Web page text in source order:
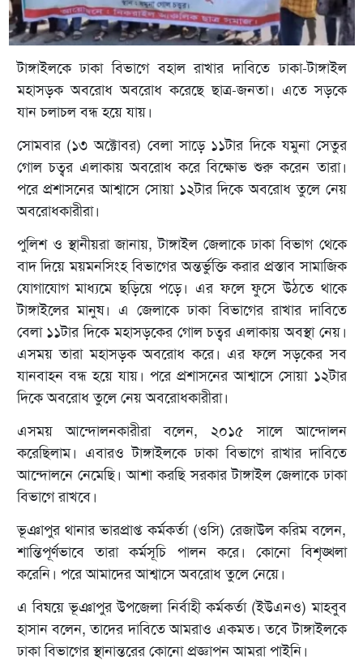
টাঙ্গাইলকে ঢাকা বিভাগে বহাল রাখার দাবিতে ঢাকা-টাঙ্গাইল
মহাসড়ক অবরোধ অবরোধ করেছে ছাত্র-জনতা। এতে সড়কে
যান চলাচল বন্ধ হয়ে যায়।
সোমবার (১৩ অক্টোবর) বেলা সাড়ে ১১টার দিকে যমুনা সেতুর
গোল চত্বর এলাকায় অবরোধ করে বিক্ষোভ শুরু করেন তারা।
পরে প্রশাসনের আশ্বাসে সোয়া ১২টার দিকে অবরোধ তুলে নেয়
অবরোধকারীরা।
পুলিশ ও স্থানীয়রা জানায়, টাঙ্গাইল জেলাকে ঢাকা বিভাগ থেকে
বাদ দিয়ে ময়মনসিংহ বিভাগের অন্তর্ভুক্তি করার প্রস্তাব সামাজিক
যোগাযোগ মাধ্যমে ছড়িয়ে পড়ে। এর ফলে ফুসে উঠতে থাকে
টাঙ্গাইলের মানুষ। এ জেলাকে ঢাকা বিভাগের রাখার দাবিতে
বেলা ১১টার দিকে মহাসড়কের গোল চত্বর এলাকায় অবস্থা নেয়।
এসময় তারা মহাসড়ক অবরোধ করে। এর ফলে সড়কের সব
যানবাহন বন্ধ হয়ে যায়। পরে প্রশাসনের আশ্বাসে সোয়া ১২টার
দিকে অবরোধ তুলে নেয় অবরোধকারীরা।
এসময় আন্দোলনকারীরা বলেন, ২০১৫ সালে আন্দোলন
করেছিলাম। এবারও টাঙ্গাইলকে ঢাকা বিভাগে রাখার দাবিতে
আন্দোলনে নেমেছি। আশা করছি সরকার টাঙ্গাইল জেলাকে ঢাকা
বিভাগে রাখবে।
ভূঞাপুর থানার ভারপ্রাপ্ত কর্মকর্তা (ওসি) রেজাউল করিম বলেন,
শান্তিপূর্ণভাবে তারা কর্মসূচি পালন করে। কোনো বিশৃঙ্খলা
করেনি। পরে আমাদের আশ্বাসে অবরোধ তুলে নেয়ে।
এ বিষয়ে ভূঞাপুর উপজেলা নির্বাহী কর্মকর্তা (ইউএনও) মাহবুব
হাসান বলেন, তাদের দাবিতে আমরাও একমত। তবে টাঙ্গাইলকে
ঢাকা বিভাগের স্থানান্তরের কোনো প্রজ্ঞাপন আমরা পাইনি।